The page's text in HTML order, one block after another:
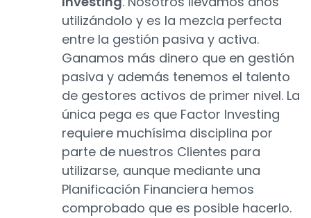
utilizándolo y es la mezcla perfecta
entre la gestión pasiva y activa.
Ganamos más dinero que en gestión
pasiva y además tenemos el talento
de gestores activos de primer nivel. La
única pega es que Factor Investing
requiere muchísima disciplina por
parte de nuestros Clientes para
utilizarse, aunque mediante una
Planificación Financiera hemos
comprobado que es posible hacerlo.